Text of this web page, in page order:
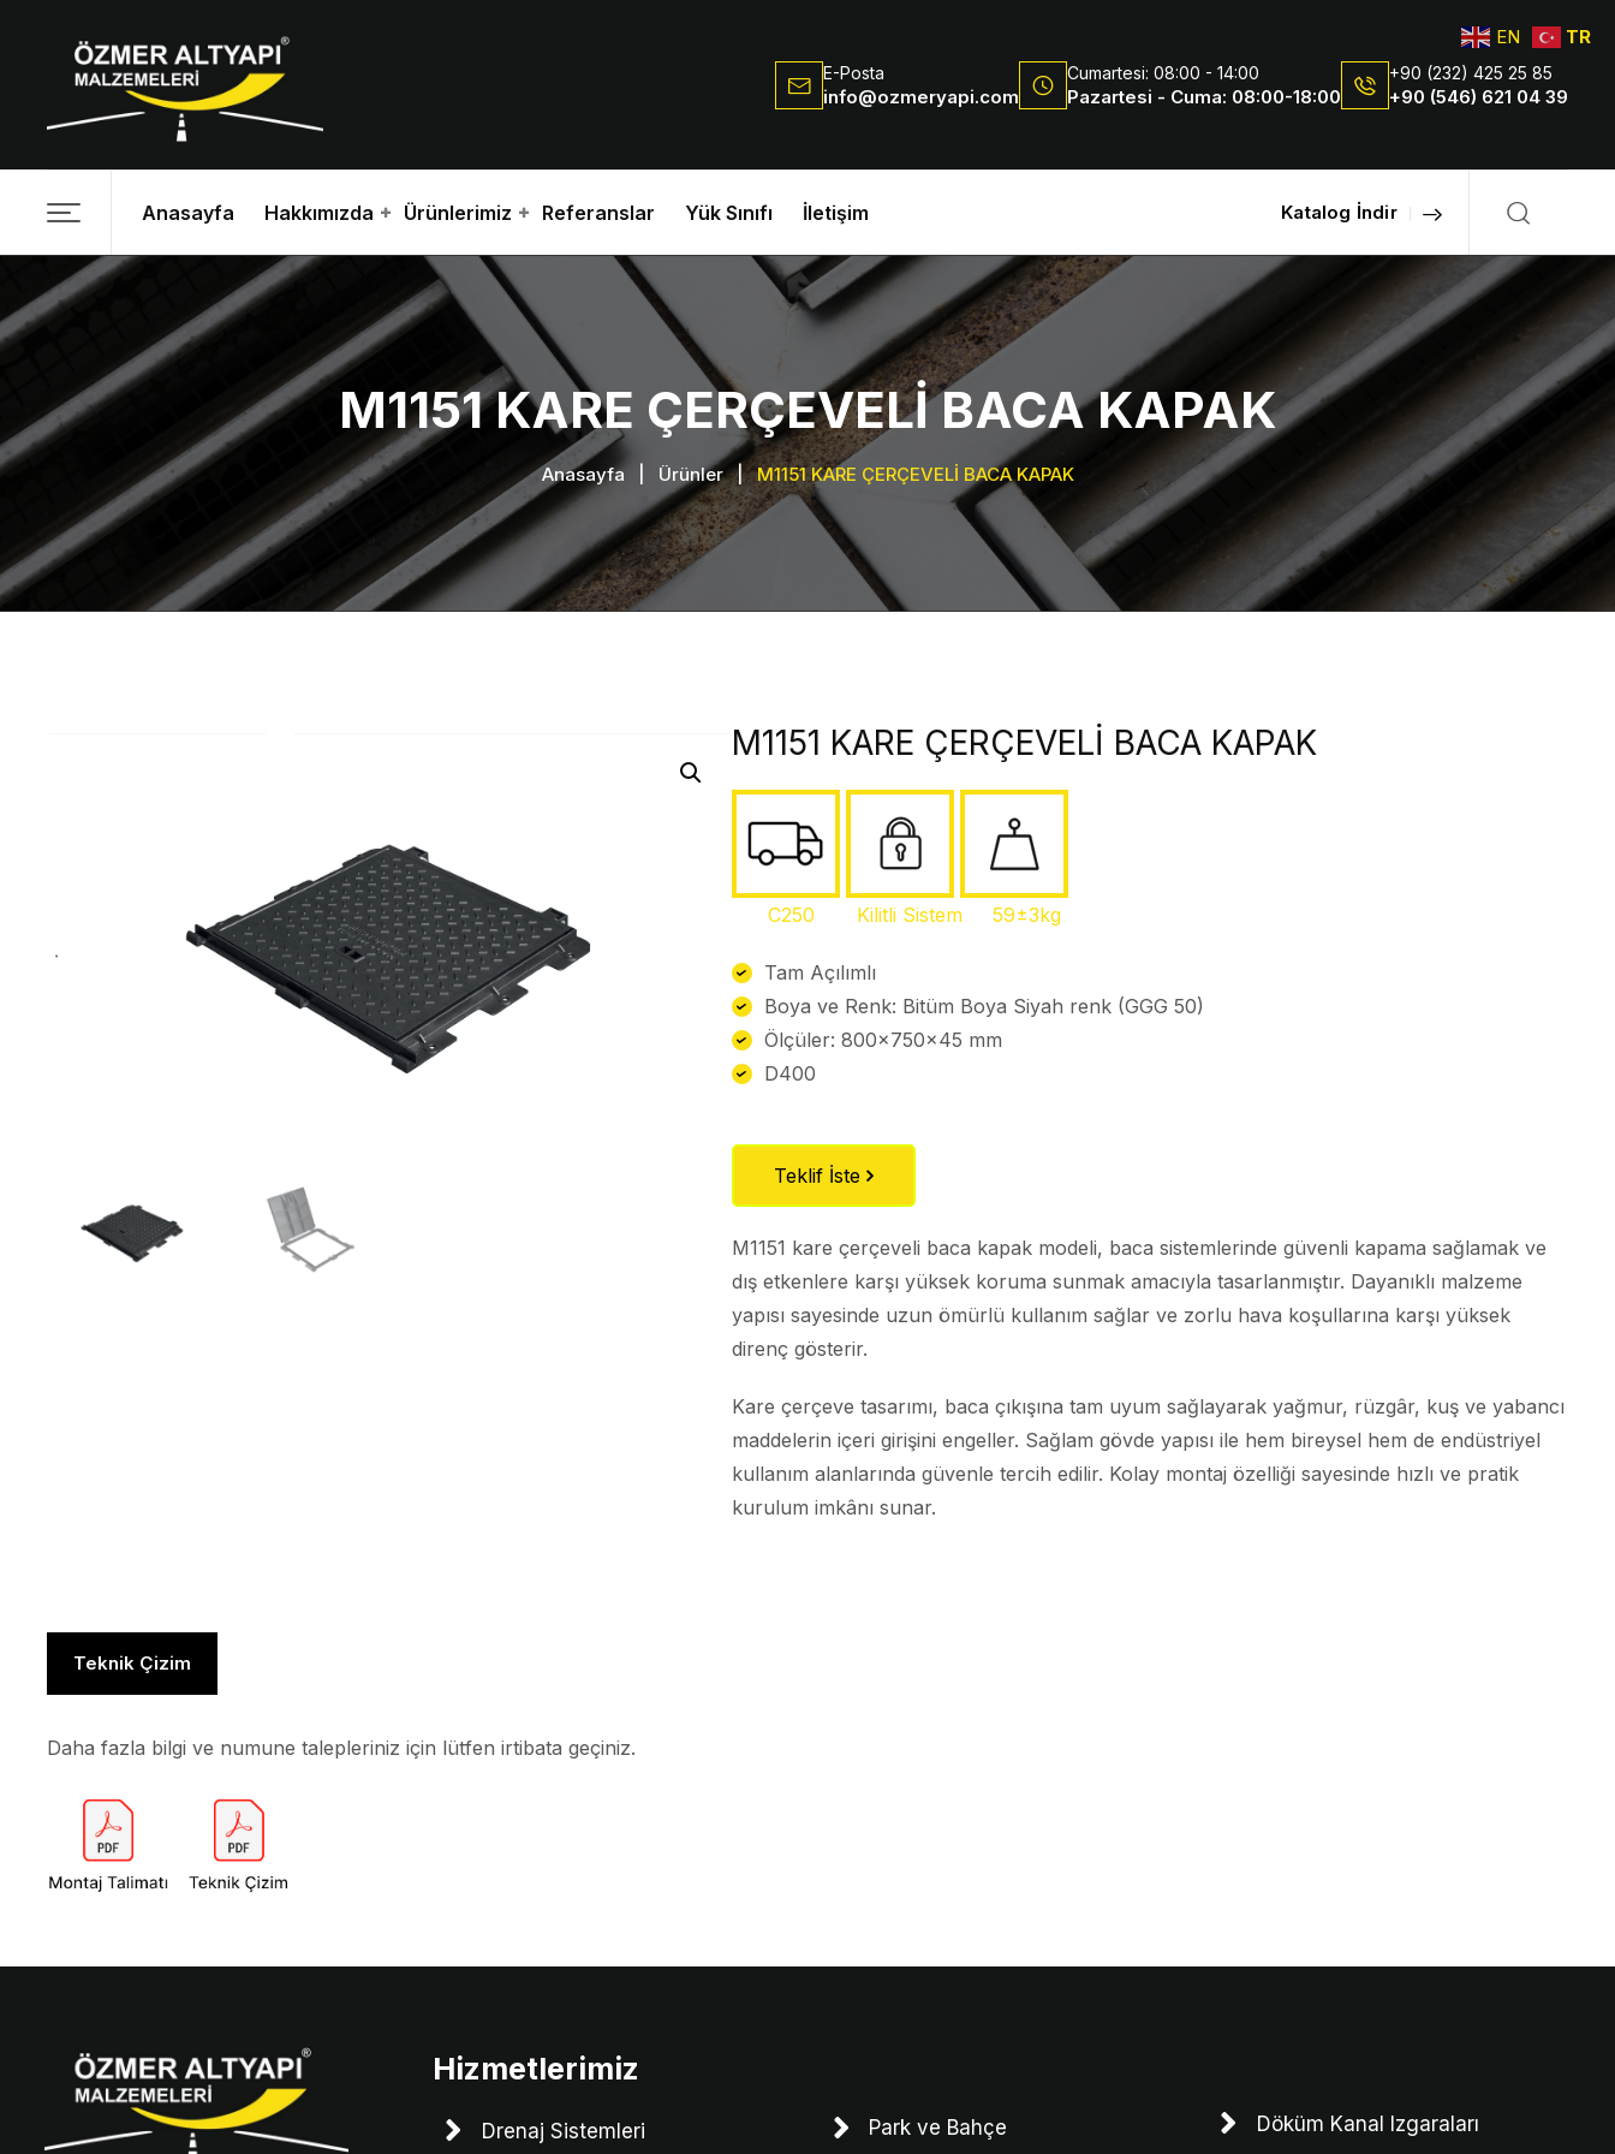
E-Posta
info@ozmeryapi.com
Cumartesi: 08:00 - 14:00
Pazartesi - Cuma: 08:00-18:00
+90 (232) 425 25 85
+90 (546) 621 04 39
Anasayfa Hakkımızda Ürünlerimiz Referanslar Yük Sınıfı İletişim Katalog İndir
M1151 KARE ÇERÇEVELİ BACA KAPAK
Anasayfa Ürünler | M1151 KARE ÇERÇEVELİ BACA KAPAK
M1151 KARE ÇERÇEVELİ BACA KAPAK
C250 Kilitli Sistem 59±3kg
Tam Açılımlı
Boya ve Renk: Bitüm Boya Siyah renk (GGG 50)
Ölçüler: 800x750x45 mm
D400
Teklif İste
M1151 kare çerçeveli baca kapak modeli, baca sistemlerinde güvenli kapama sağlamak ve
dış etkenlere karşı yüksek koruma sunmak amacıyla tasarlanmıştır. Dayanıklı malzeme
yapısı sayesinde uzun ömürlü kullanım sağlar ve zorlu hava koşullarına karşı yüksek
direnç gösterir.
Kare çerçeve tasarımı, baca çıkışına tam uyum sağlayarak yağmur, rüzgâr, kuş ve yabancı
maddelerin içeri girişini engeller. Sağlam gövde yapısı ile hem bireysel hem de endüstriyel
kullanım alanlarında güvenle tercih edilir. Kolay montaj özelliği sayesinde hızlı ve pratik
kurulum imkânı sunar.
Teknik Çizim
Daha fazla bilgi ve numune talepleriniz için lütfen irtibata geçiniz.
Hizmetlerimiz
Drenaj Sistemleri Park ve Bahçe Döküm Kanal Izgaraları
EN TR